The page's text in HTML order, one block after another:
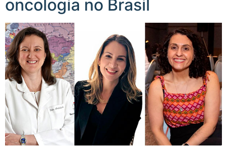
oncologia no Brasil